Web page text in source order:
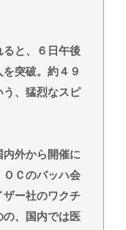
と、６日午後
突破。約４９
う、猛烈なスピ
外から開催に
Ｃのバッハ会
ー社のワクチ
の、国内では医